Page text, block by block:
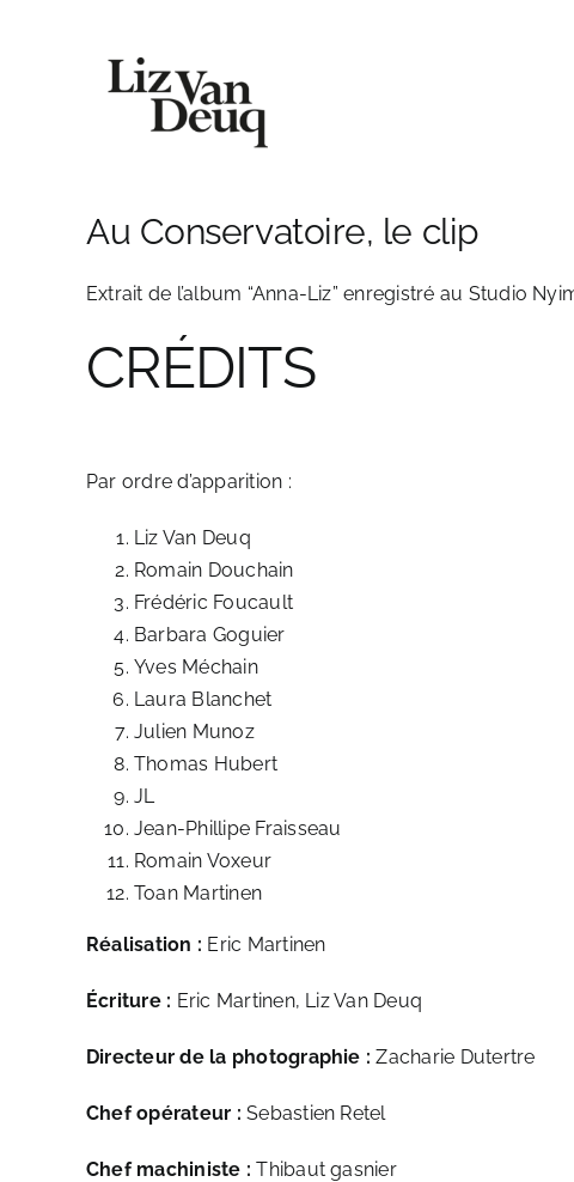
Au Conservatoire, le clip
Extrait de l’album “Anna-Liz” enregistré au Studio
CRÉDITS
Par ordre d’apparition :
Liz Van Deuq
Romain Douchain
Frédéric Foucault
Barbara Goguier
Yves Méchain
Laura Blanchet
Julien Munoz
Thomas Hubert
JL
Jean-Phillipe Fraisseau
Romain Voxeur
Toan Martinen
Réalisation : Eric Martinen
Écriture : Eric Martinen, Liz Van Deuq
Directeur de la photographie : Zacharie Dutertre
Chef opérateur : Sebastien Retel
Chef machiniste : Thibaut gasnier